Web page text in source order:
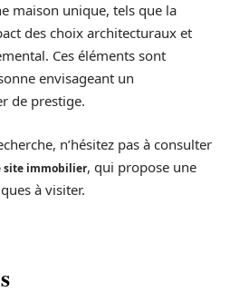
maison unique, tels que la
des choix architecturaux et
Ces éléments sont
envisageant un
de prestige.
n’hésitez pas à consulter
site immobilier, qui propose une
à visiter.